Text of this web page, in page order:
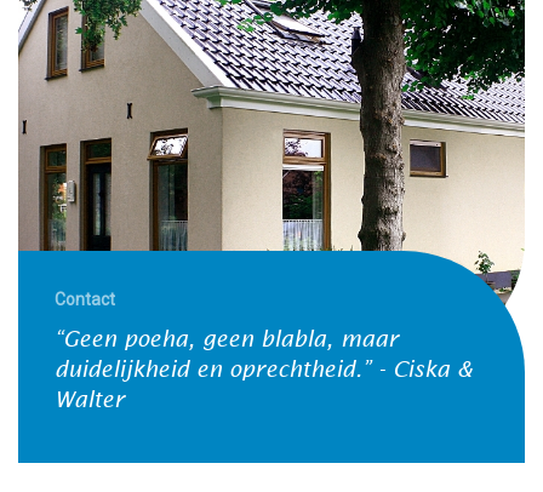
Contact
“Geen poeha, geen blabla, maar
duidelijkheid en oprechtheid.” - Ciska &
Walter